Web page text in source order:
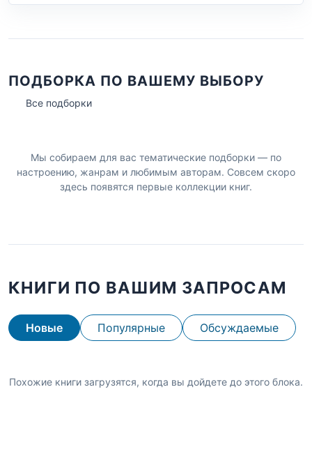
ПОДБОРКА ПО ВАШЕМУ ВЫБОРУ
Все подборки
Мы собираем для вас тематические подборки — по
настроению, жанрам и любимым авторам. Совсем скоро
здесь появятся первые коллекции книг.
КНИГИ ПО ВАШИМ ЗАПРОСАМ
Новые Популярные Обсуждаемые
Похожие книги загрузятся, когда вы дойдете до этого блока.